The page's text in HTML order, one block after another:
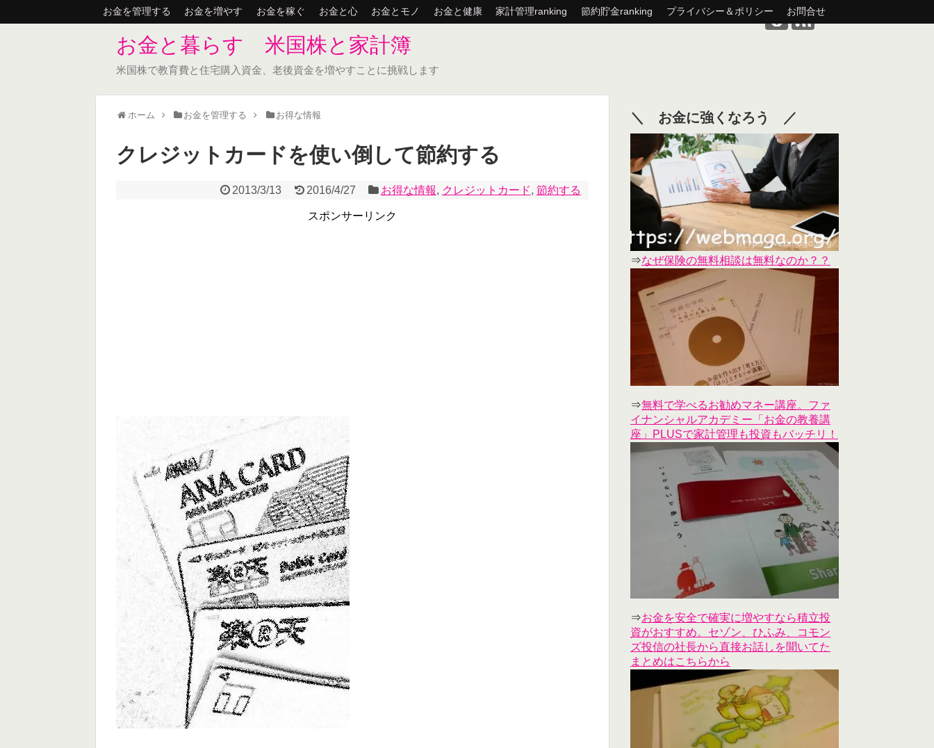
お金を管理する お金を増やす お金を稼ぐ お金と心 お金とモノ お金と健康 家計管理ranking 節約貯金ranking プライバシー＆ポリシー お問合せ
お金と暮らす 米国株と家計簿
米国株で教育費と住宅購入資金、老後資金を増やすことに挑戦します
ホーム お金を管理する お得な情報
クレジットカードを使い倒して節約する
2013/3/13 2016/4/27 お得な情報, クレジットカード, 節約する
スポンサーリンク
＼ お金に強くなろう ／
⇒なぜ保険の無料相談は無料なのか？？
⇒無料で学べるお勧めマネー講座。ファ
イナンシャルアカデミー「お金の教養講
座」PLUSで家計管理も投資もバッチリ！
⇒お金を安全で確実に増やすなら積立投
資がおすすめ。セゾン、ひふみ、コモン
ズ投信の社長から直接お話しを聞いてた
まとめはこちらから